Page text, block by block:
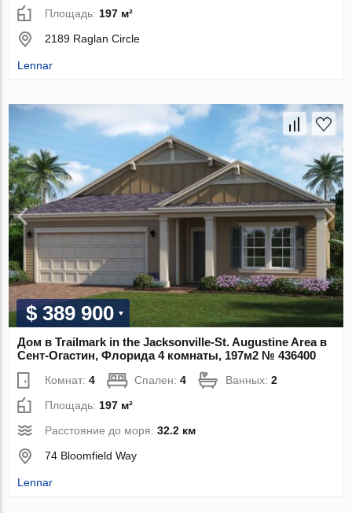
Площадь: 197 м²
2189 Raglan Circle
Lennar
$ 389 900
Дом в Trailmark in the Jacksonville-St. Augustine Area в
Сент-Огастин, Флорида 4 комнаты, 197м2 № 436400
Комнат:4 Спален:4 Ванных:2
Площадь: 197 м²
Расстояние до моря:32.2 км
74 Bloomfield Way
Lennar